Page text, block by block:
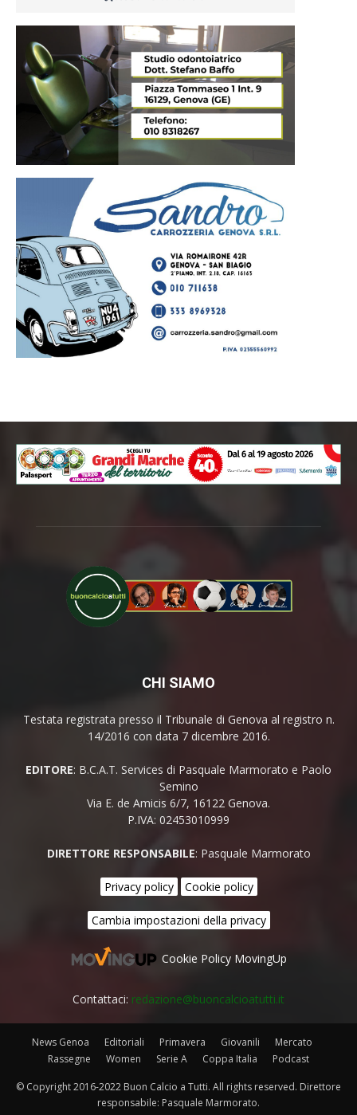
CHI SIAMO
Testata registrata presso il Tribunale di Genova al registro n.
14/2016 con data 7 dicembre 2016.
EDITORE: B.C.A.T. Services di Pasquale Marmorato e Paolo
Semino
Via E. de Amicis 6/7, 16122 Genova.
P.IVA: 02453010999
DIRETTORE RESPONSABILE: Pasquale Marmorato
Privacy policy Cookie policy
Cambia impostazioni della privacy
Cookie Policy MovingUp
Contattaci: redazione@buoncalcioatutti.it
News Genoa Editoriali Primavera Giovanili
Mercato
Rassegne
Women Serie A Coppa Italia Podcast
© Copyright 2016-2022 Buon Calcio a Tutti. All rights reserved. Direttore
responsabile: Pasquale Marmorato.